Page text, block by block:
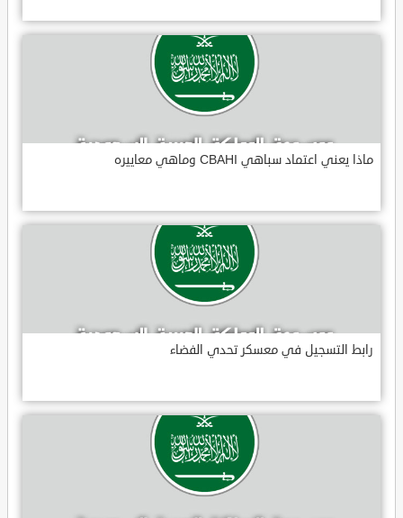
ماذا يعني اعتماد سباهي CBAHI وماهي معاييره
رابط التسجيل في معسكر تحدي الفضاء